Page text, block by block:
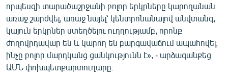
որպեսզի տարածաշրջանի բոլոր երկրները կարողանան
առաջ շարժվել, առաջ նայել՝ կենտրոնանալով անվտանգ,
կայուն երկրներ ստեղծելու ուղղությամբ, որոնք
ժողովրդավար են և կարող են բարգավաճում ապահովել,
ինչը բոլոր մարդկանց ցանկությունն է», - արձագանքեց
ԱՄՆ փոխպետքարտուղարը։